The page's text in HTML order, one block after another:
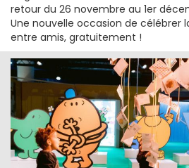
retour du 26 novembre au 1er
Une nouvelle occasion de célébrer
entre amis, gratuitement !